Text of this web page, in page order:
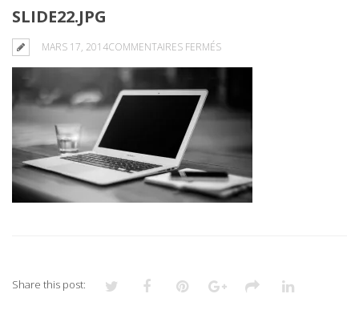
SLIDE22.JPG
MARS 17, 2014COMMENTAIRES FERMÉSSUR
SLIDE22.JPG
Share this post: